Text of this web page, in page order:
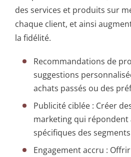
des services et produits sur
chaque client, et ainsi
la fidélité.
Recommandations de
suggestions
achats passés ou des
Publicité ciblée : Créer
marketing qui répondent
spécifiques des
Engagement accru :